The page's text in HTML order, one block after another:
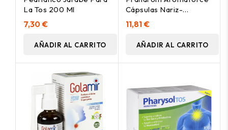
La Tos 200 Ml
7,30 €
AÑADIR AL CARRITO
Cápsulas Nariz-
Garganta Bio 30Caps
11,81 €
AÑADIR AL CARRITO